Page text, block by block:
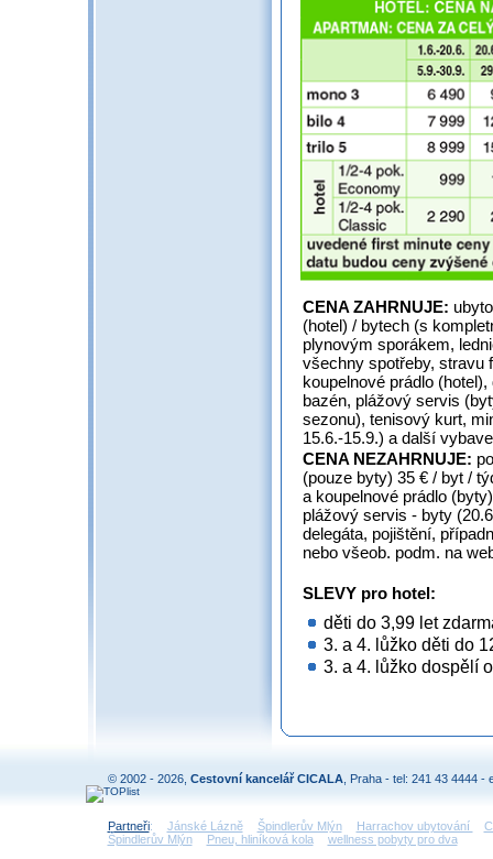
CENA ZAHRNUJE:
(hotel) / bytech (s
plynovým sporákem,
všechny spotřeby, stravu
koupelnové prádlo
bazén, plážový servis
sezonu), tenisový kurt,
15.6.-15.9.) a další
CENA NEZAHRNUJE:
(pouze byty) 35 € / byt /
a koupelnové prádlo
plážový servis - byty
delegáta, pojištění,
nebo všeob. podm. na
SLEVY pro hotel:
děti do 3,99 let
3. a 4. lůžko děti do
3. a 4. lůžko dospělí
© 2002 - 2026, Cestovní kancelář CICALA , Praha - tel: 241 43 4444 -
Partneři: Jánské Lázně Špindlerův Mlýn Harrachov ubytování
Špindlerův Mlýn
Pneu, hliníková kola wellness pobyty pro dva